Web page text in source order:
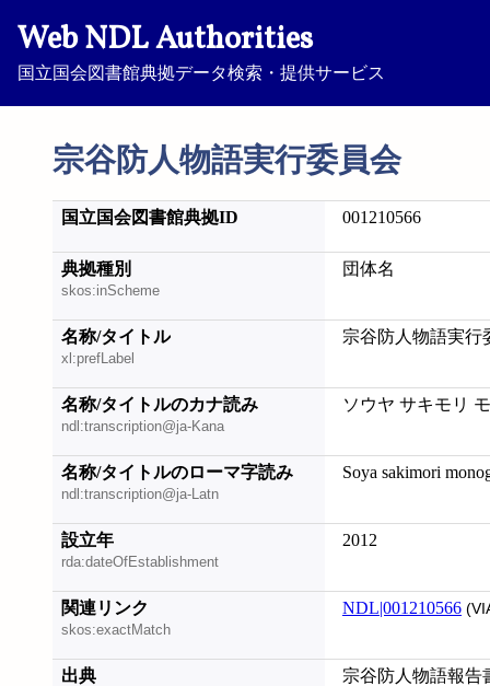
Web NDL Authorities
国立国会図書館典拠データ検索・提供サービス
宗谷防人物語実行委員会
国立国会図書館典拠ID 001210566
典拠種別
skos:inScheme
団体名
名称/タイトル
xl:prefLabel
宗谷防人物語実行
名称/タイトルのカナ読み
ndl:transcription@ja-Kana
ソウヤ サキモリ
名称/タイトルのローマ字読み
ndl:transcription@ja-Latn
Soya sakimori
設立年
rda:dateOfEstablishment
2012
関連リンク
skos:exactMatch
NDL|001210566
出典 宗谷防人物語報告